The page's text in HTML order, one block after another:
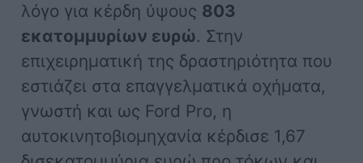
λόγο για κέρδη ύψους 803
εκατομμυρίων ευρώ. Στην
επιχειρηματική της δραστηριότητα που
εστιάζει στα επαγγελματικά οχήματα,
γνωστή και ως Ford Pro, η
αυτοκινητοβιομηχανία κέρδισε 1,67